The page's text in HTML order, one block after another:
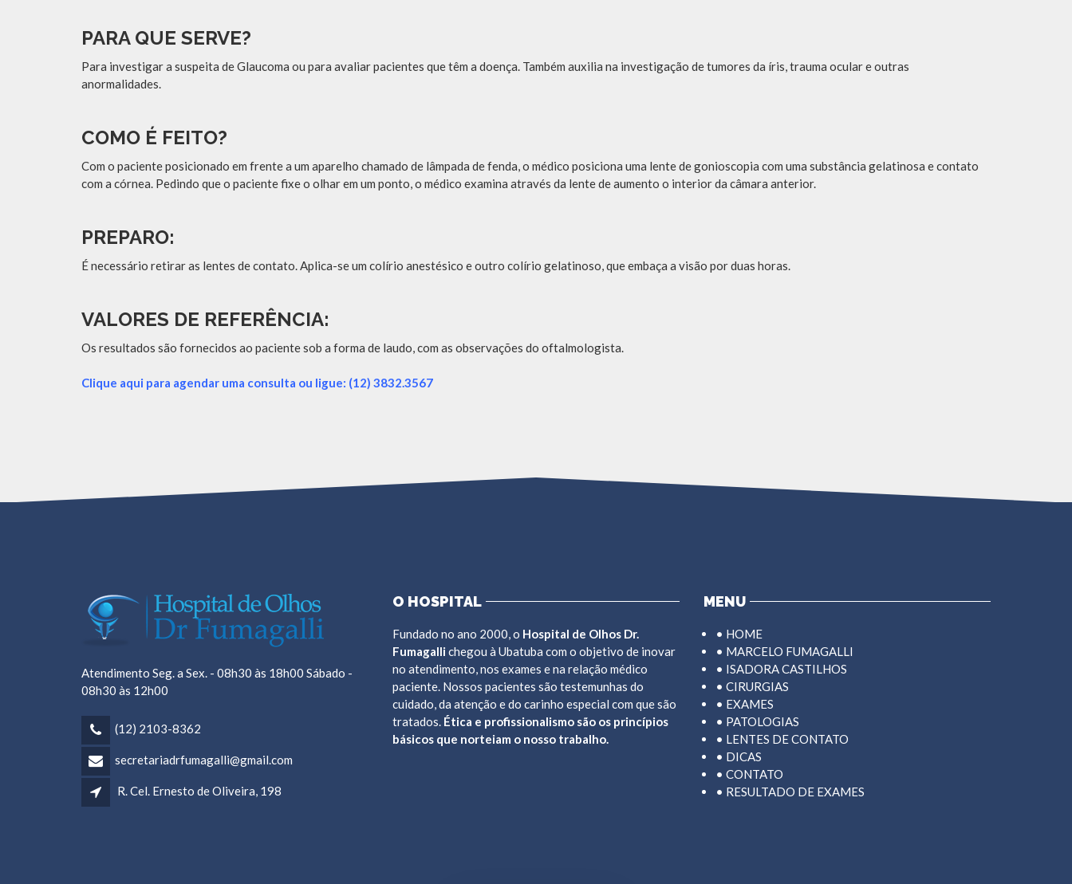
PARA QUE SERVE?
Para investigar a suspeita de Glaucoma ou para avaliar pacientes que têm a doença. Também auxilia na investigação de tumores da íris, trauma ocular e outras
anormalidades.
COMO É FEITO?
Com o paciente posicionado em frente a um aparelho chamado de lâmpada de fenda, o médico posiciona uma lente de gonioscopia com uma substância gelatinosa e contato
com a córnea. Pedindo que o paciente fixe o olhar em um ponto, o médico examina através da lente de aumento o interior da câmara anterior.
PREPARO:
É necessário retirar as lentes de contato. Aplica-se um colírio anestésico e outro colírio gelatinoso, que embaça a visão por duas horas.
VALORES DE REFERÊNCIA:
Os resultados são fornecidos ao paciente sob a forma de laudo, com as observações do oftalmologista.
Clique aqui para agendar uma consulta ou ligue: (12) 3832.3567
Atendimento Seg. a Sex. - 08h30 às 18h00 Sábado -
08h30 às 12h00
(12) 2103-8362
secretariadrfumagalli@gmail.com
R. Cel. Ernesto de Oliveira, 198
O HOSPITAL
Fundado no ano 2000, o Hospital de Olhos Dr.
Fumagalli chegou à Ubatuba com o objetivo de inovar
no atendimento, nos exames e na relação médico
paciente. Nossos pacientes são testemunhas do
cuidado, da atenção e do carinho especial com que são
tratados. Ética e profissionalismo são os princípios
básicos que norteiam o nosso trabalho.
MENU
• HOME
• MARCELO FUMAGALLI
• ISADORA CASTILHOS
• CIRURGIAS
• EXAMES
• PATOLOGIAS
• LENTES DE CONTATO
• DICAS
• CONTATO
• RESULTADO DE EXAMES